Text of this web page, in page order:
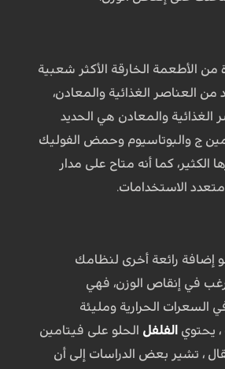
من الأطعمة الخارقة الأكثر شعبية
من العناصر الغذائية والمعادن،
والمعادن هي الحديد
ج والبوتاسيوم وحمض الفوليك
الكثير، كما أنه متاح على مدار
متعدد الاستخدامات.
إضافة رائعة أخرى لنظامك
في إنقاص الوزن، فهي
السعرات الحرارية ومليئة
، يحتوي الفلفل الحلو على فيتامين
، تشير بعض الدراسات إلى أن